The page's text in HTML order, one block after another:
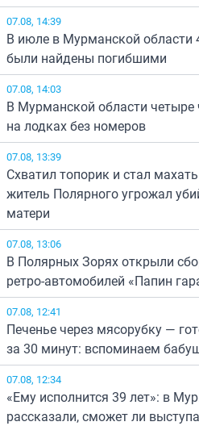
07.08, 14:39
В июле в Мурманской области
были найдены погибшими
07.08, 14:03
В Мурманской области четыре
на лодках без номеров
07.08, 13:39
Схватил топорик и стал
житель Полярного угрожал
матери
07.08, 13:06
В Полярных Зорях открыли
ретро-автомобилей «Папин
07.08, 12:41
Печенье через мясорубку —
за 30 минут: вспоминаем
07.08, 12:34
«Ему исполнится 39 лет»: в
рассказали, сможет ли